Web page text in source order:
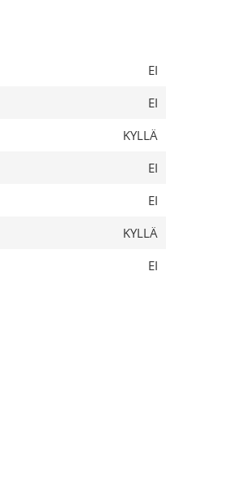
EI
EI
KYLLÄ
EI
EI
KYLLÄ
EI